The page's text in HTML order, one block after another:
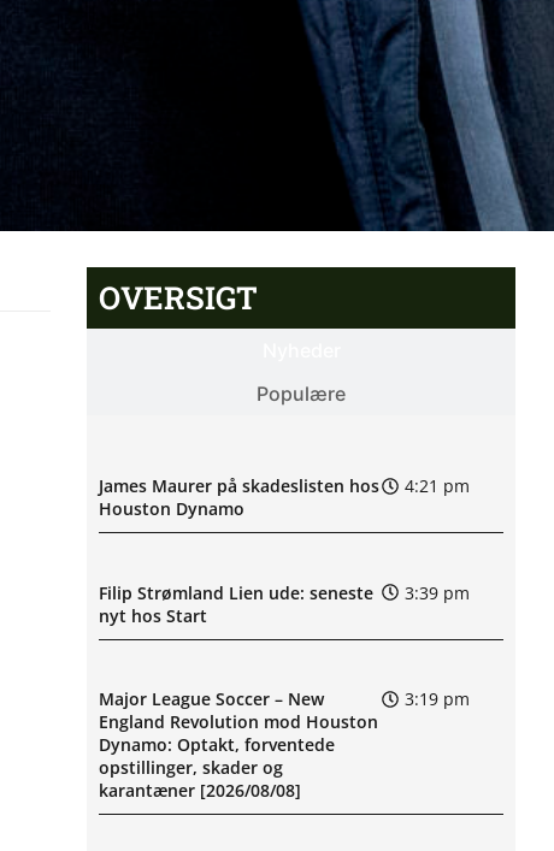
OVERSIGT
Populære
James Maurer på skadeslisten hos
Houston Dynamo
4:21 pm
Filip Strømland Lien ude: seneste
nyt hos Start
3:39 pm
Major League Soccer – New
England Revolution mod Houston
Dynamo: Optakt, forventede
opstillinger, skader og
karantæner [2026/08/08]
3:19 pm